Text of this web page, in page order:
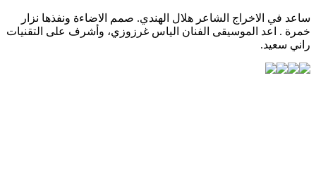
ساعد في الاخراج الشاعر هلال الهندي. صمم الاضاءة ونفذها نزار
خمرة . اعد الموسيقى الفنان الياس غرزوزي، وأشرف على التقنيات
راني سعيد.